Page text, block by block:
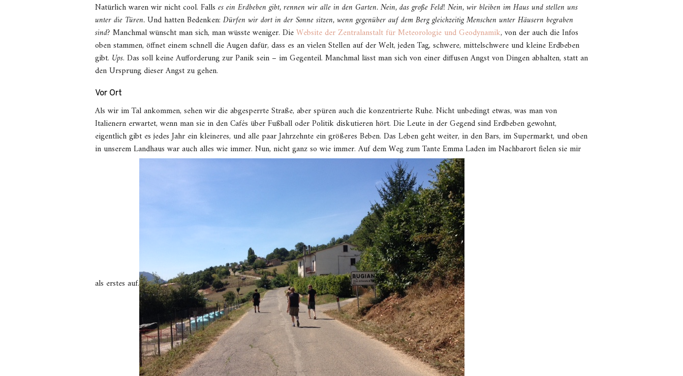
Natürlich waren wir nicht cool. Falls es ein Erdbeben gibt,rennen wir alle in den Garten. Nein, das große Feld! Nein, wir bleiben im Haus und stellen uns
unter die Türen.Und hatten Bedenken: Dürfen wir dort in der Sonne sitzen, wenn gegenüber auf dem Berg gleichzeitig Menschen unter Häusern begraben
sind? Manchmal wünscht man sich, man wüsste weniger. DieWebsite der Zentralanstalt für Meteorologie und Geodynamik, von der auch die Infos
oben stammen, öffnet einem schnell die Augen dafür, dass es an vielen Stellen auf der Welt, jeden Tag, schwere, mittelschwere und kleine Erdbeben
gibt. Ups. Das soll keine Aufforderung zur Panik sein – im Gegenteil. Manchmal lässt man sich von einer diffusen Angst von Dingen abhalten, statt an
den Ursprung dieser Angst zu gehen.
Vor Ort
Als wir im Tal ankommen, sehen wir die abgesperrte Straße, aber spüren auch die konzentrierte Ruhe. Nicht unbedingt etwas, was man von
Italienern erwartet, wenn man sie in den Cafés über Fußball oder Politik diskutieren hört. Die Leute in der Gegend sind Erdbeben gewohnt,
eigentlich gibt es jedes Jahr ein kleineres, und alle paar Jahrzehnte ein größeres Beben. Das Leben geht weiter, in den Bars, im Supermarkt, und oben
in unserem Landhaus war auch alles wie immer. Nun, nicht ganz so wie immer. Auf dem Weg zum Tante Emma Laden im Nachbarort fielen sie mir
als erstes auf.